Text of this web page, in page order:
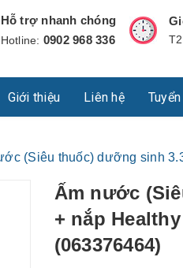
Hỗ trợ nhanh chóng
Hotline: 0902 968 336
Giới thiệu Liên hệ
(Siêu thuốc) dưỡng sinh
Ấm nước
+ nắp
(063376464)